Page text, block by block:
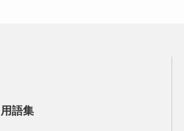
用語集